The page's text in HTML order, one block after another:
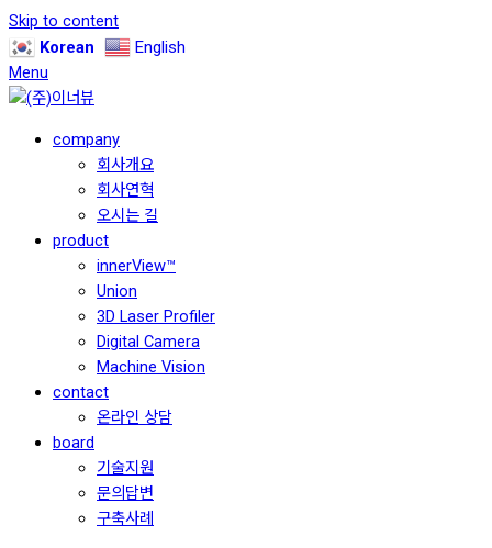
Skip to content
Korean
English
Menu
company
회사개요
회사연혁
오시는 길
product
innerView™
Union
3D Laser Profiler
Digital Camera
Machine Vision
contact
온라인 상담
board
기술지원
문의답변
구축사례